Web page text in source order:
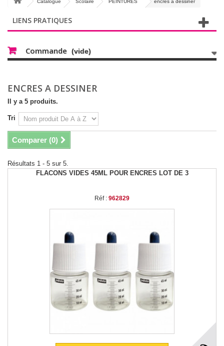
Catalogue Scolaire PEINTURES encres a dessiner
LIENS PRATIQUES
Commande (vide)
ENCRES A DESSINER
Il y a 5 produits.
Tri
Comparer (0)
Résultats 1 - 5 sur 5.
FLACONS VIDES 45ML POUR ENCRES LOT DE 3
Réf : 962829